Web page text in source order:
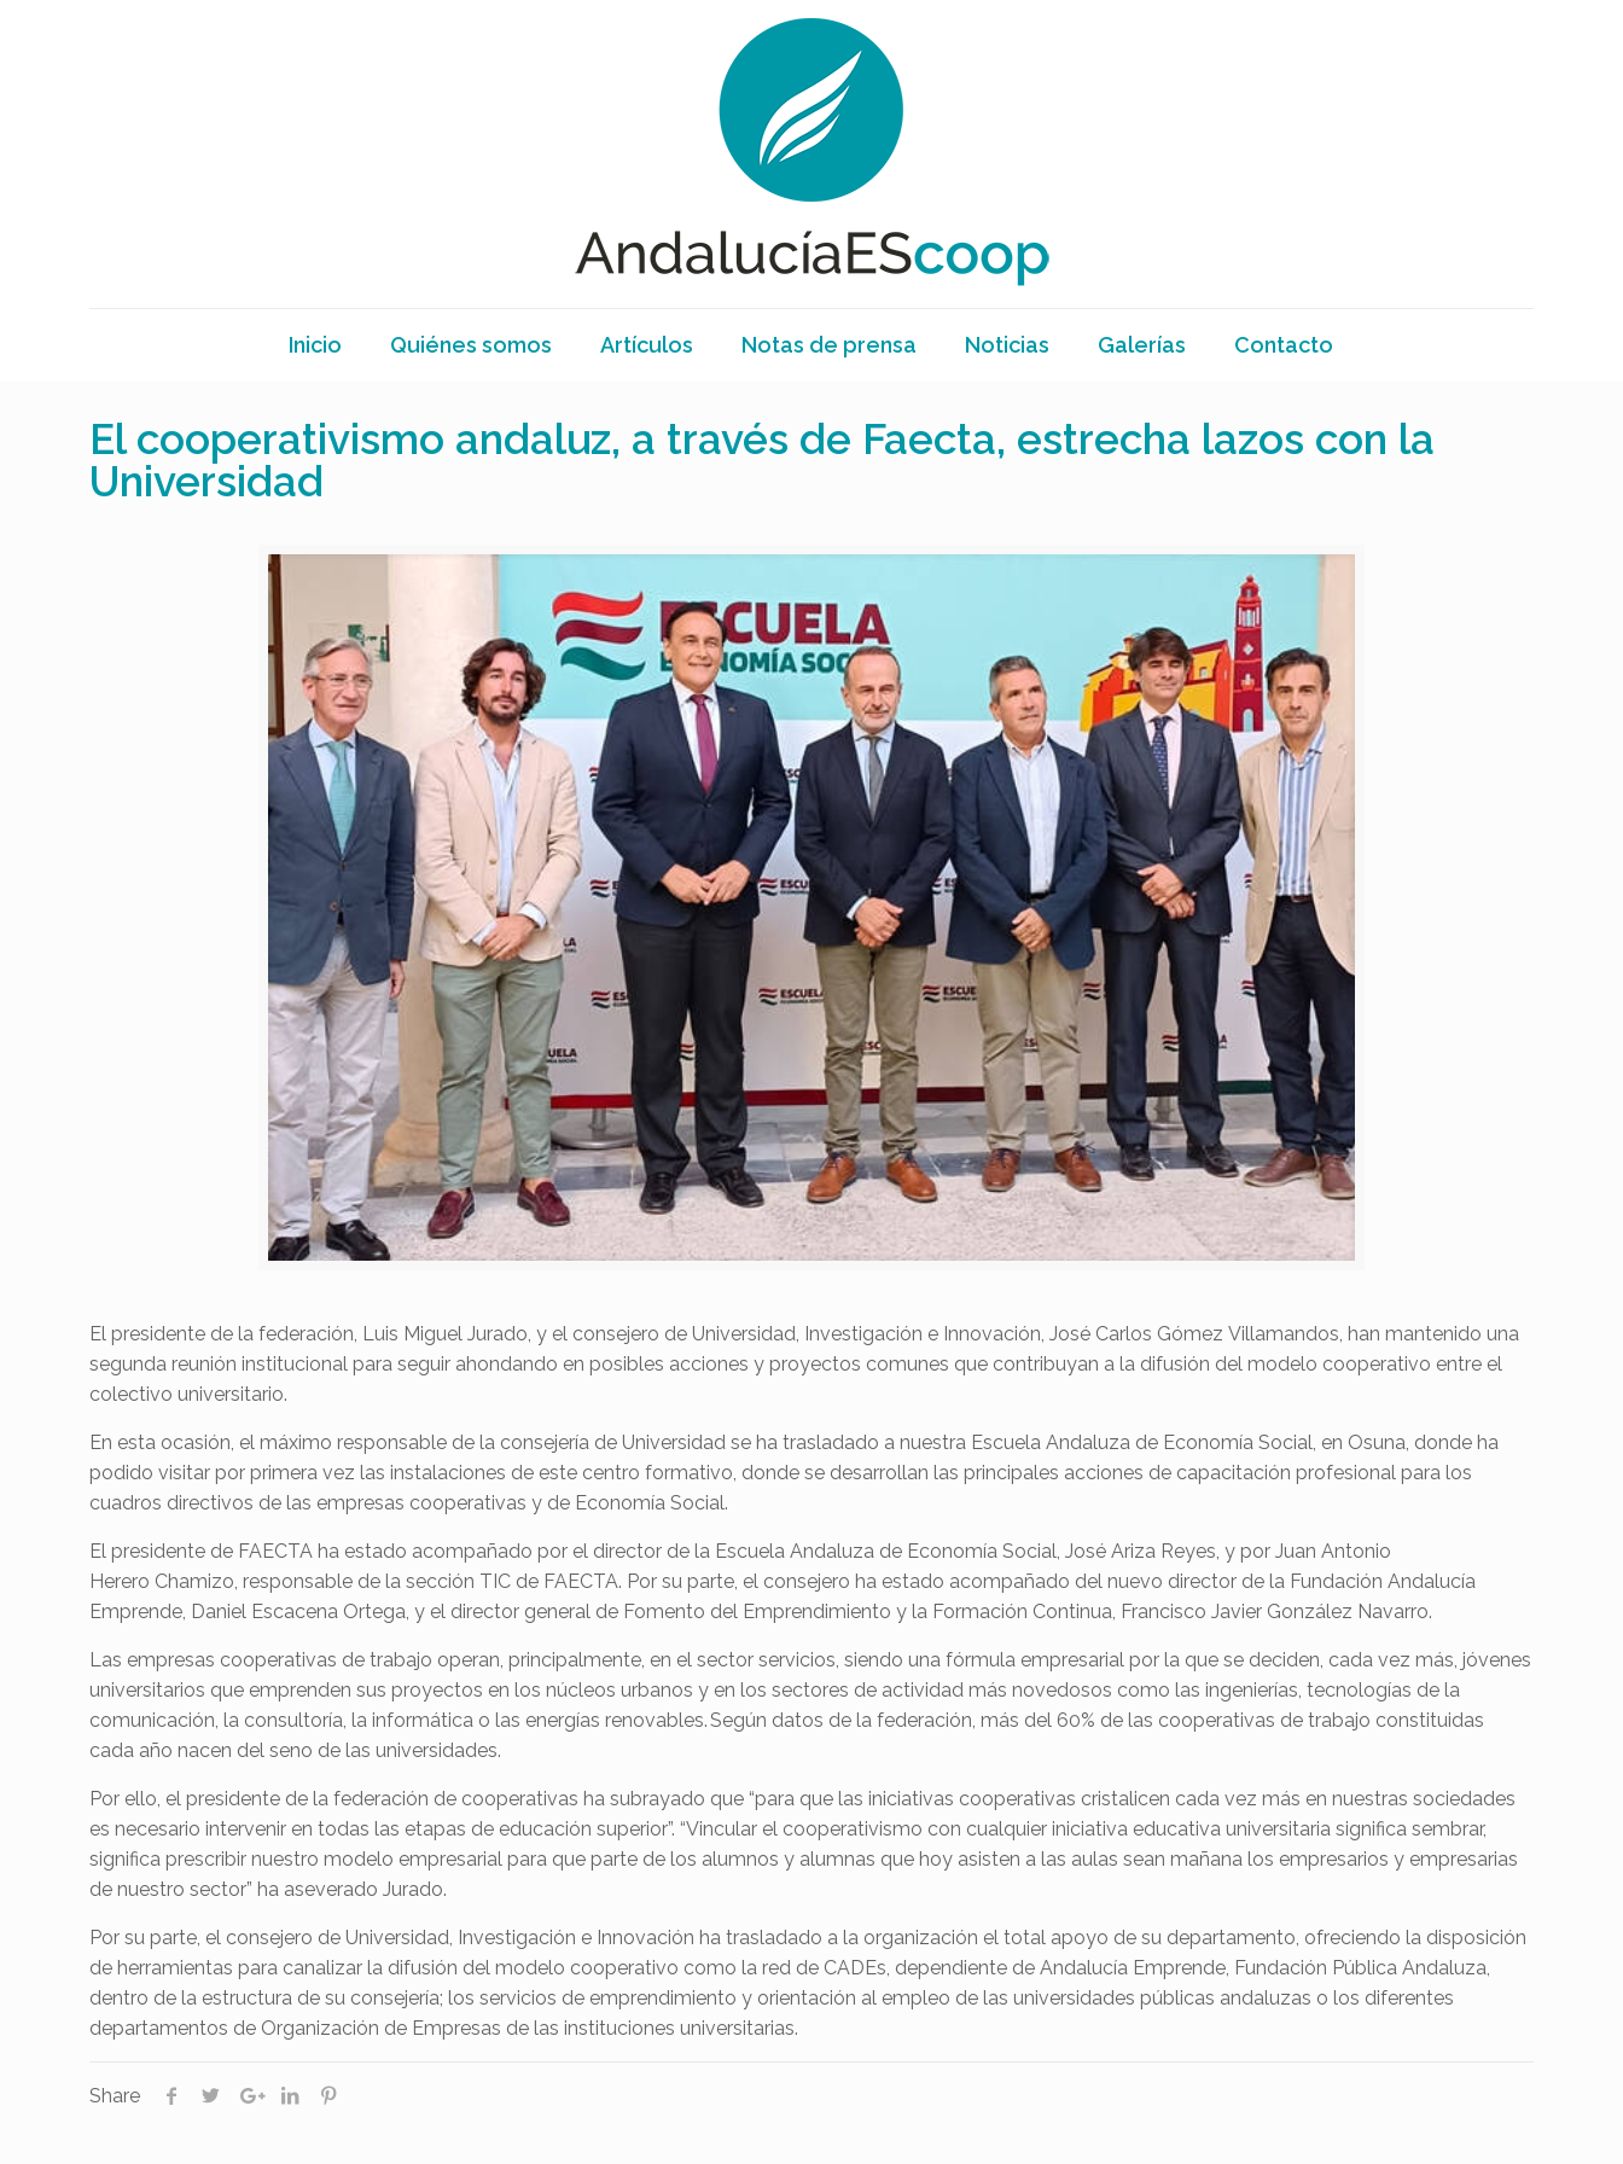
Inicio Quiénes somos Artículos Notas de prensa Noticias Galerías Contacto
El cooperativismo andaluz, a través de Faecta, estrecha lazos con la
Universidad
El presidente de la federación, Luis Miguel Jurado, y el consejero de Universidad, Investigación e Innovación, José Carlos Gómez Villamandos, han mantenido una
segunda reunión institucional para seguir ahondando en posibles acciones y proyectos comunes que contribuyan a la difusión del modelo cooperativo entre el
colectivo universitario.
En esta ocasión, el máximo responsable de la consejería de Universidad se ha trasladado a nuestra Escuela Andaluza de Economía Social, en Osuna, donde ha
podido visitar por primera vez las instalaciones de este centro formativo, donde se desarrollan las principales acciones de capacitación profesional para los
cuadros directivos de las empresas cooperativas y de Economía Social.
El presidente de FAECTA ha estado acompañado por el director de la Escuela Andaluza de Economía Social, José Ariza Reyes, y por Juan Antonio
Herero Chamizo, responsable de la sección TIC de FAECTA. Por su parte, el consejero ha estado acompañado del nuevo director de la Fundación Andalucía
Emprende, Daniel Escacena Ortega, y el director general de Fomento del Emprendimiento y la Formación Continua, Francisco Javier González Navarro.
Las empresas cooperativas de trabajo operan, principalmente, en el sector servicios, siendo una fórmula empresarial por la que se deciden, cada vez más, jóvenes
universitarios que emprenden sus proyectos en los núcleos urbanos y en los sectores de actividad más novedosos como las ingenierías, tecnologías de la
comunicación, la consultoría, la informática o las energías renovables. Según datos de la federación, más del 60% de las cooperativas de trabajo constituidas
cada año nacen del seno de las universidades.
Por ello, el presidente de la federación de cooperativas ha subrayado que “para que las iniciativas cooperativas cristalicen cada vez más en nuestras sociedades
es necesario intervenir en todas las etapas de educación superior”. “Vincular el cooperativismo con cualquier iniciativa educativa universitaria significa sembrar,
significa prescribir nuestro modelo empresarial para que parte de los alumnos y alumnas que hoy asisten a las aulas sean mañana los empresarios y empresarias
de nuestro sector” ha aseverado Jurado.
Por su parte, el consejero de Universidad, Investigación e Innovación ha trasladado a la organización el total apoyo de su departamento, ofreciendo la disposición
de herramientas para canalizar la difusión del modelo cooperativo como la red de CADEs, dependiente de Andalucía Emprende, Fundación Pública Andaluza,
dentro de la estructura de su consejería; los servicios de emprendimiento y orientación al empleo de las universidades públicas andaluzas o los diferentes
departamentos de Organización de Empresas de las instituciones universitarias.
Share